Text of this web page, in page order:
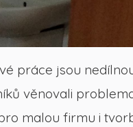
práce jsou
věnovali
malou firmu i